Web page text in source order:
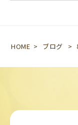
HOME > ブログ >